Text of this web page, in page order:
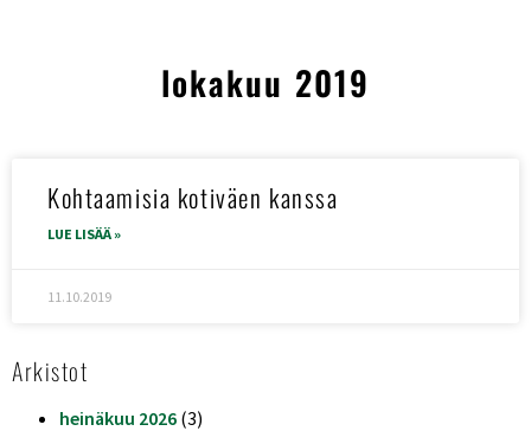
lokakuu 2019
Kohtaamisia kotiväen kanssa
LUE LISÄÄ »
11.10.2019
Arkistot
heinäkuu 2026 (3)